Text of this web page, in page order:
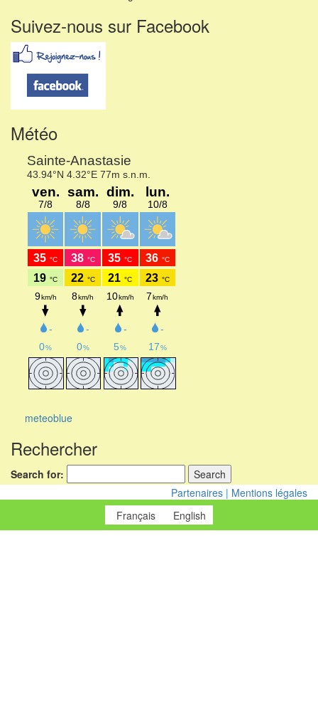
Suivez-nous sur Facebook
Météo
meteoblue
Rechercher
Search for:
Partenaires | Mentions légales
Français
English